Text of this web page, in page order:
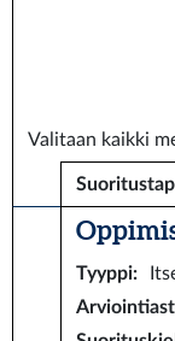
Valitaan kaikki
Tyyppi: